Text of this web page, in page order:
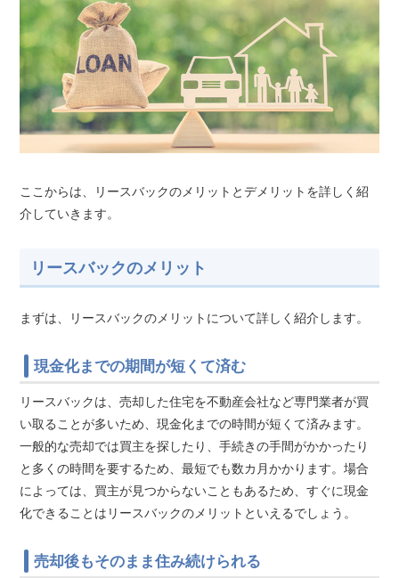
ここからは、リースバックのメリットとデメリットを詳しく紹
介していきます。
リースバックのメリット
まずは、リースバックのメリットについて詳しく紹介します。
現金化までの期間が短くて済む
リースバックは、売却した住宅を不動産会社など専門業者が買
い取ることが多いため、現金化までの時間が短くて済みます。
一般的な売却では買主を探したり、手続きの手間がかかったり
と多くの時間を要するため、最短でも数カ月かかります。場合
によっては、買主が見つからないこともあるため、すぐに現金
化できることはリースバックのメリットといえるでしょう。
売却後もそのまま住み続けられる